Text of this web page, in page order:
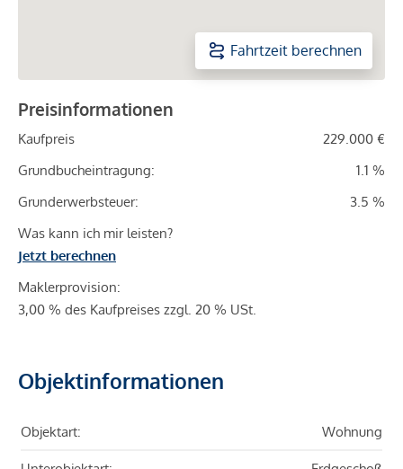
Fahrtzeit berechnen
Preisinformationen
Kaufpreis
229.000 €
Grundbucheintragung:
1.1 %
Grunderwerbsteuer:
3.5 %
Was kann ich mir leisten?
Jetzt berechnen
Maklerprovision:
3,00 % des Kaufpreises zzgl. 20 % USt.
Objektinformationen
Objektart: Wohnung